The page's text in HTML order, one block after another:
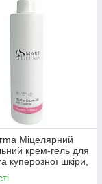
Міцелярний
крем-гель для
куперозної шкіри,